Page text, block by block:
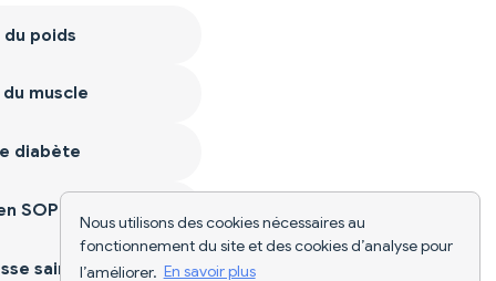
Nous utilisons des cookies nécessaires au
fonctionnement du site et des cookies d’analyse pour
l’améliorer. En savoir plus
poids
muscle
diabète
SOPK
saine